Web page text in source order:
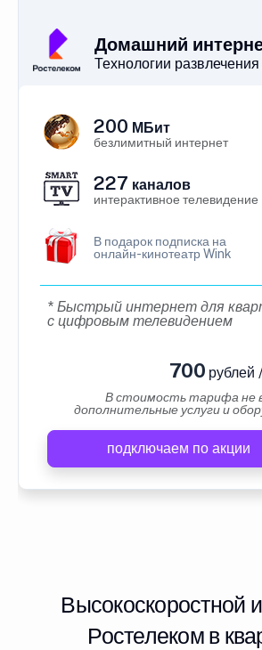
Домашний
Технологии развлечения
200 МБит
безлимитный интернет
227 каналов
интерактивное телевидение
В подарок подписка на
онлайн-кинотеатр Wink
* Быстрый интернет для
с цифровым телевидением
700 рублей
В стоимость тарифа не
дополнительные услуги и
подключаем по акции
Высокоскоростной
Ростелеком в